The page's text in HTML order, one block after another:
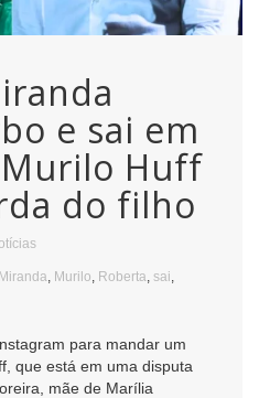
e sai em
Huff
do filho
Miranda Murilo Roberta sai
para mandar um
que está em uma disputa
mãe de Marília